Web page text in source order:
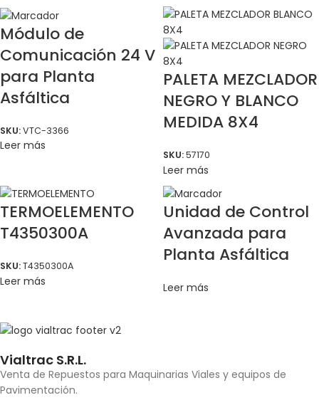
Módulo de
Comunicación 24 V
para Planta
Asfáltica
SKU:VTC-3366
Leer más
PALETA MEZCLADOR
NEGRO Y BLANCO
MEDIDA 8X4
SKU:57170
Leer más
TERMOELEMENTO
T4350300A
SKU:T4350300A
Leer más
Unidad de Control
Avanzada para
Planta Asfáltica
Leer más
Vialtrac S.R.L.
Venta de Repuestos para Maquinarias Viales y equipos de
Pavimentación.